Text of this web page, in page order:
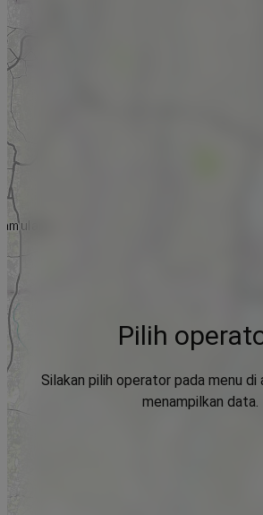
Pilih
Silakan pilih operator pada menu
menampilkan data.